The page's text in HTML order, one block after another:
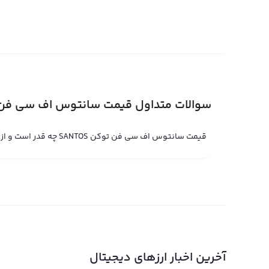
قیمت لحظه ای سانتوس اف سی فن توکن
ارز دیجیتال برای هواداران باشگاه فوتبال سانتوس اف
سانتوس اف سی، تغییرات قوانین در صنعت ارزهای
سوالات متداول قیمت سانتوس اف سی
قیمت سانتوس اف سی فن توکن SANTOS چه قدر است و از کجا می‌توانم مشاهده کنم؟
آخرین اخبار ارزهای دیجیتال